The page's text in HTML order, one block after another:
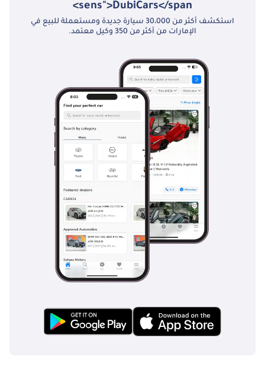
sens">DubiCars</span>
استكشف أكثر من 30،000 سيارة جديدة ومستعملة للبيع في
الإمارات من أكثر من 350 وكيل معتمد.